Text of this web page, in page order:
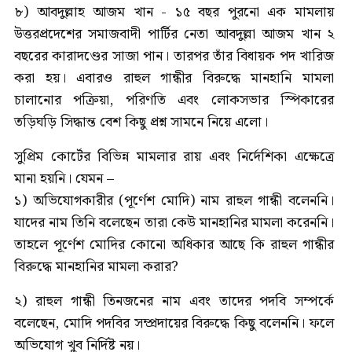
৮) আবদুল্লাহ আজম খান - ১৫ বছর পুরনো এক মামলায়
উত্তরপ্রদেশের সমাজবাদী পার্টির নেতা আবদুল্লা আজম খান ২
বছরের কারাদণ্ডের সাজা পান। তারপর তাঁর বিধায়ক পদ খারিজ
করা হয়। এবারও রাহুল গান্ধীর বিরুদ্ধে মানহানি মামলা
চালানোর পক্রিয়া, পরিণতি এবং লোকসভার স্পিকারের
তড়িঘড়ি সিদ্ধান্ত বেশ কিছু প্রশ্ন সামনে নিয়ে এলো।
সুপ্রিম কোর্টের বিভিন্ন মামলার রায় এবং নির্দেশিকা এক্ষেত্রে
মানা হয়নি। যেমন –
১) অভিযোগকারীর (পূর্ণেশ মোদি) নাম রাহুল গান্ধী বলেননি।
যাদের নাম তিনি বলেছেন তারা কেউ মানহানির মামলা করেননি।
তাহলে পূর্ণেশ মোদির কোনো অধিকার আছে কি রাহুল গান্ধীর
বিরুদ্ধে মানহানির মামলা করার?
২) রাহুল গান্ধী তিনজনের নাম এবং তাদের পদবি সম্পর্কে
বলেছেন, মোদি পদবির সম্প্রদায়ের বিরুদ্ধে কিছু বলেননি। ফলে
অভিযোগ খুব নির্দিষ্ট নয়।